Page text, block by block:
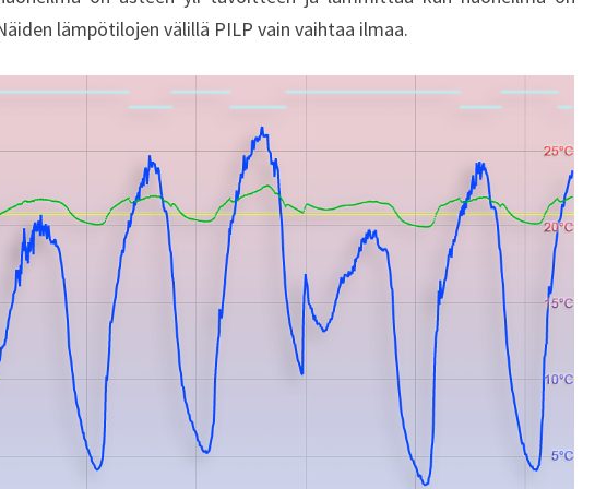
lämpötilojen välillä PILP vain vaihtaa ilmaa.